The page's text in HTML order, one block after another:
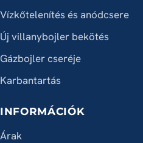
Vízkőtelenítés és anódcsere
Új villanybojler bekötés
Gázbojler cseréje
Karbantartás
INFORMÁCIÓK
Árak